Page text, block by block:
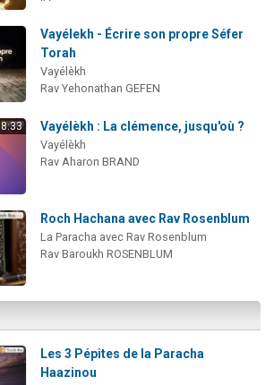
Vayélekh - Écrire son propre Séfer
Torah
Vayélèkh
Rav Yehonathan GEFEN
8:33 Vayélèkh : La clémence, jusqu'où ?
Vayélèkh
Rav Aharon BRAND
Roch Hachana avec Rav Rosenblum
La Paracha avec Rav Rosenblum
Rav Baroukh ROSENBLUM
Les 3 Pépites de la Paracha
Haazinou